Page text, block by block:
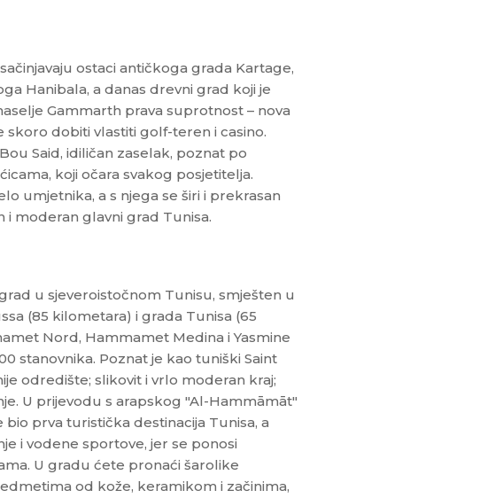
ostaci antičkoga grada Kartage,
Hanibala, a danas drevni grad koji je
Gammarth prava suprotnost – nova
dobiti vlastiti golf-teren i casino.
Said, idiličan zaselak, poznat po
koji očara svakog posjetitelja.
umjetnika, a s njega se širi i prekrasan
i moderan glavni grad Tunisa.
u sjeveroistočnom Tunisu, smješten u
(85 kilometara) i grada Tunisa (65
Nord, Hammamet Medina i Yasmine
stanovnika. Poznat je kao tuniški Saint
odredište; slikovit i vrlo moderan kraj;
U prijevodu s arapskog "Al-Hammāmāt"
prva turistička destinacija Tunisa, a
i vodene sportove, jer se ponosi
U gradu ćete pronaći šarolike
od kože, keramikom i začinima,